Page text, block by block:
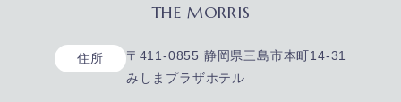
THE MORRIS
住所
〒411-0855 静岡県三島市本町14-31
みしまプラザホテル